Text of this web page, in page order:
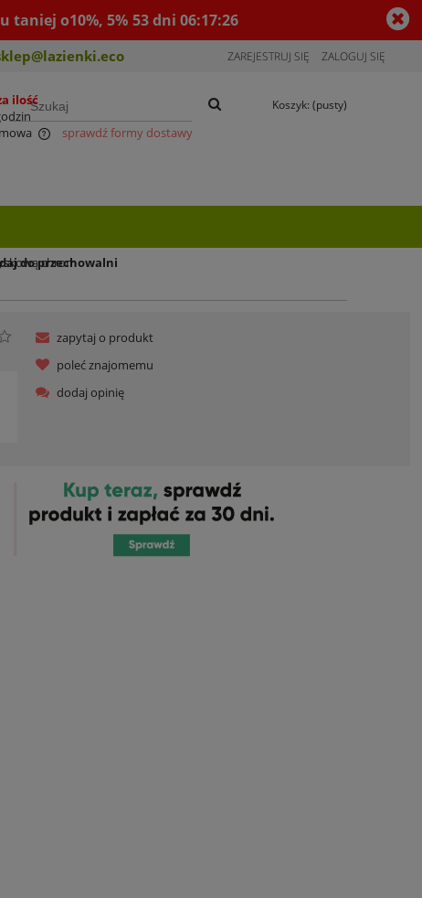
taniej o10%, 5% 53dni06:17:26
ZAREJESTRUJ SIĘ ZALOGUJ SIĘ
Koszyk: (pusty)
chrom
ilość
sprawdź formy dostawy
do przechowalni
zapytaj o produkt
poleć znajomemu
dodaj opinię